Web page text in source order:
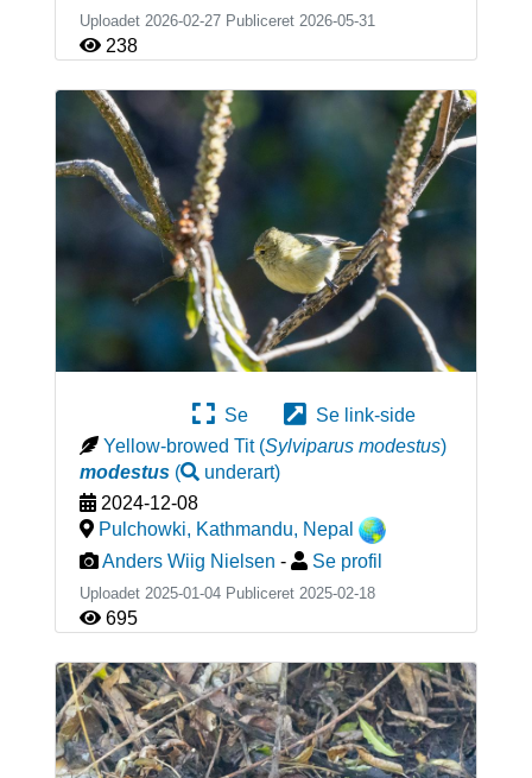
Uploadet 2026-02-27 Publiceret 2026-05-31
238
Se
Se link-side
Yellow-browed Tit (Sylviparus modestus)
modestus( underart)
2024-12-08
Pulchowki, Kathmandu, Nepal
Anders Wiig Nielsen - Se profil
Uploadet 2025-01-04 Publiceret 2025-02-18
695